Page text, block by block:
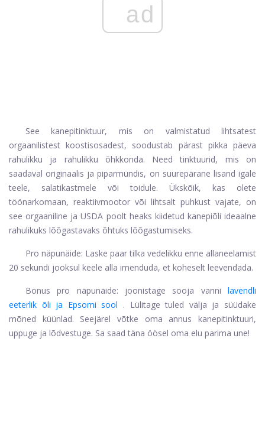
ad
See kanepitinktuur, mis on valmistatud lihtsatest
orgaanilistest koostisosadest, soodustab pärast pikka päeva
rahulikku ja rahulikku õhkkonda. Need tinktuurid, mis on
saadaval originaalis ja piparmündis, on suurepärane lisand igale
teele, salatikastmele või toidule. Ükskõik, kas olete
töönarkomaan, reaktiivmootor või lihtsalt puhkust vajate, on
see orgaaniline ja USDA poolt heaks kiidetud kanepiõli ideaalne
rahulikuks lõõgastavaks õhtuks lõõgastumiseks.
Pro näpunäide: Laske paar tilka vedelikku enne allaneelamist
20 sekundi jooksul keele alla imenduda, et koheselt leevendada.
Bonus pro näpunäide: joonistage sooja vanni lavendli
eeterlik õli ja Epsomi sool . Lülitage tuled välja ja süüdake
mõned küünlad. Seejärel võtke oma annus kanepitinktuuri,
uppuge ja lõdvestuge. Sa saad täna öösel oma elu parima une!